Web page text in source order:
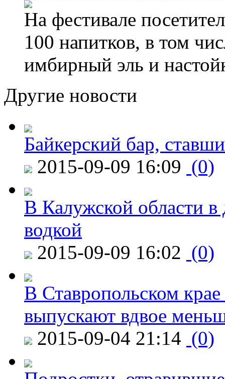
На фестивале
100 напитков, в том
имбирный эль и
Другие новости
Байкерский бар,
2015-09-09 16:09 (0)
В Калужской области в
водкой
2015-09-09 16:02 (0)
В Ставропольском
выпускают вдвое
2015-09-04 21:14 (0)